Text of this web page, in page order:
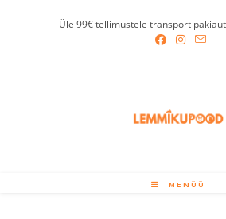
Üle 99€ tellimustele transport
MENÜÜ